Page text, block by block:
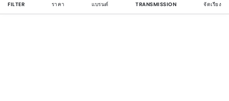
FILTER ราคา แบรนด์ TRANSMISSION จัดเรียง